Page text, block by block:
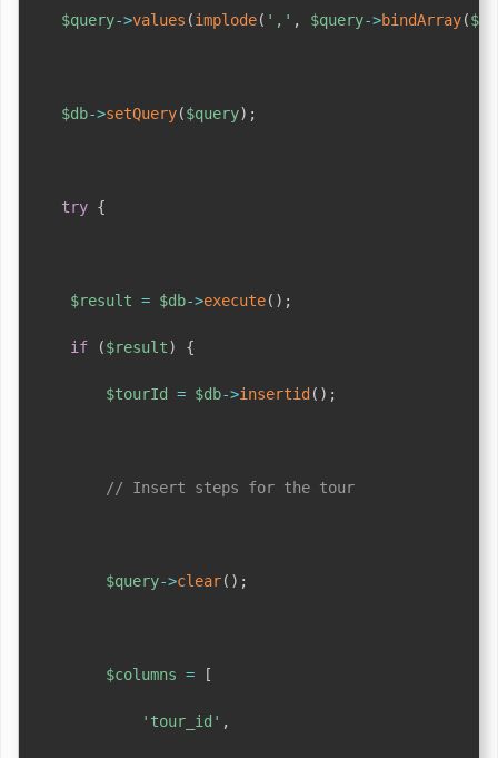
$query->values (implode( ',' , $query->bindArray(
$db->setQuery($query) ;
try {
$result = $db->execute( ) ;
if ($result) {
$tourId = $db->insertid ( ) ;
// Insert steps for the tour
$query->clear( ) ;
$columns = [
'tour_id' ,